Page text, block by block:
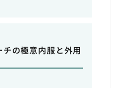
の極意内服と外用